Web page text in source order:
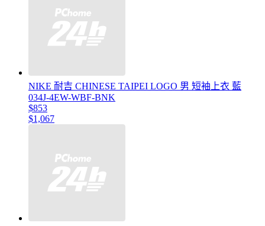
NIKE 耐吉 CHINESE TAIPEI LOGO 男 短袖上衣 藍
034J-4EW-WBF-BNK
$853
$1,067